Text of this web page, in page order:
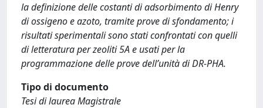
la definizione delle costanti di adsorbimento di Henry
di ossigeno e azoto, tramite prove di sfondamento; i
risultati sperimentali sono stati confrontati con quelli
di letteratura per zeoliti 5A e usati per la
programmazione delle prove dell’unità di DR-PHA.
Tipo di documento
Tesi di laurea Magistrale